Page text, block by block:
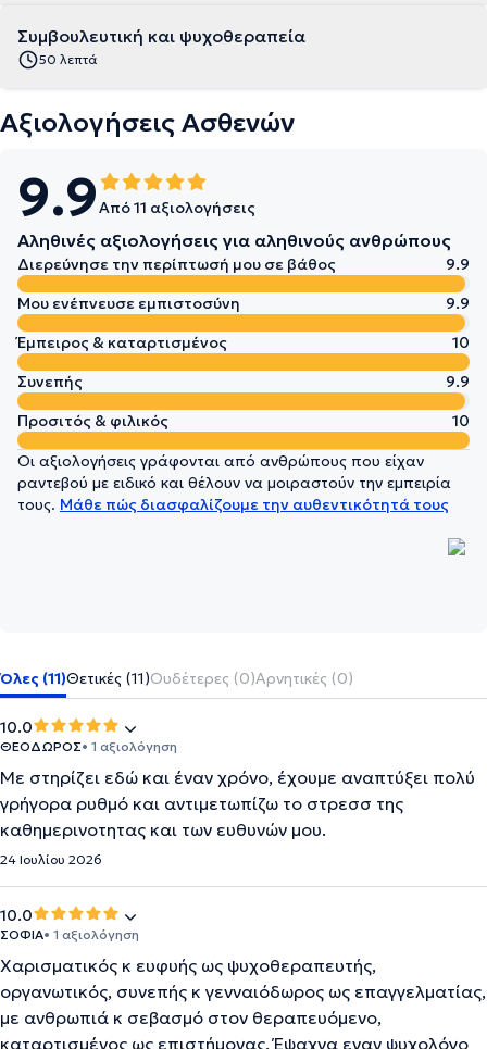
Συμβουλευτική και ψυχοθεραπεία
50 λεπτά
Αξιολογήσεις Ασθενών
9.9Από 11 αξιολογήσεις
Αληθινές αξιολογήσεις για αληθινούς ανθρώπους
Διερεύνησε την περίπτωσή μου σε βάθος
9.9
Μου ενέπνευσε εμπιστοσύνη
9.9
Έμπειρος & καταρτισμένος
10
Συνεπής
9.9
Προσιτός & φιλικός
10
Οι αξιολογήσεις γράφονται από ανθρώπους που είχαν
ραντεβού με ειδικό και θέλουν να μοιραστούν την εμπειρία
τους. Μάθε πώς διασφαλίζουμε την αυθεντικότητά τους
Όλες (11)Θετικές (11)Ουδέτερες (0)Αρνητικές (0)
10.0
ΘΕΟΔΩΡΟΣ• 1 αξιολόγηση
Με στηρίζει εδώ και έναν χρόνο, έχουμε αναπτύξει πολύ
γρήγορα ρυθμό και αντιμετωπίζω το στρεσσ της
καθημερινοτητας και των ευθυνών μου.
24 Ιουλίου 2026
10.0
ΣΟΦΙΑ• 1 αξιολόγηση
Χαρισματικός κ ευφυής ως ψυχοθεραπευτής,
οργανωτικός, συνεπής κ γενναιόδωρος ως επαγγελματίας,
με ανθρωπιά κ σεβασμό στον θεραπευόμενο,
καταρτισμένος ως επιστήμονας. Έψαχνα εναν ψυχολόγο